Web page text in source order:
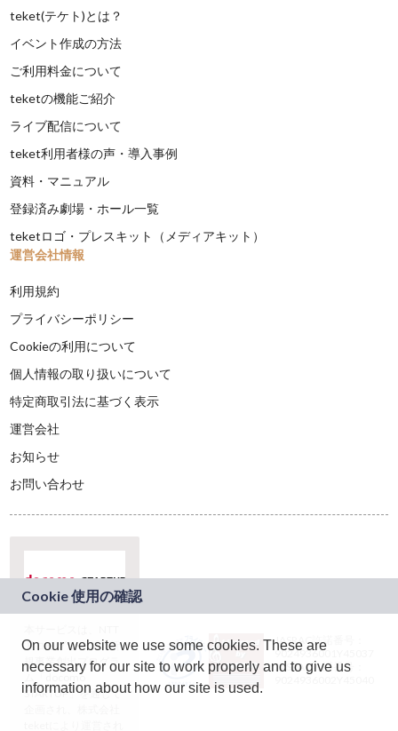
teket(テケト)とは？
イベント作成の方法
ご利用料金について
teketの機能ご紹介
ライブ配信について
teket利用者様の声・導入事例
資料・マニュアル
登録済み劇場・ホール一覧
teketロゴ・プレスキット（メディアキット）
運営会社情報
利用規約
プライバシーポリシー
Cookieの利用について
個人情報の取り扱いについて
特定商取引法に基づく表示
運営会社
お知らせ
お問い合わせ
ドコモグループの新
規事業創出プログラ
ム「docomo
STARTUP」を通じて
JASRAC許諾番号：
9024936001Y45037
JASRAC許諾番号：
On our website we use some cookies. These are
necessary for our site to work properly and to give us
information about how our site is used.